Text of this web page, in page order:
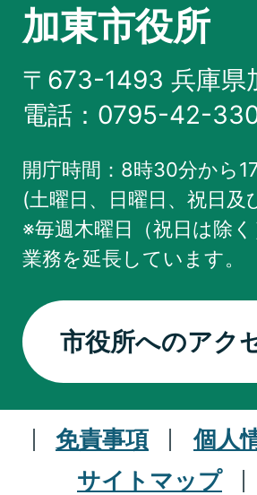
加東市役所
〒673-1493 兵庫県
電話：0795-42-
開庁時間：8時30分から
(土曜日、日曜日、祝日及
※毎週木曜日（祝日は除
業務を延長しています。
市役所へのアク
免責事項
個人
サイトマップ